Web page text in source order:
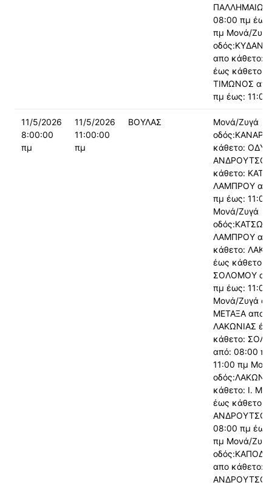
ΠΑΛΛΗΜΑΙΩΝ
08:00 πμ
πμ Μονά/Ζυγά
απο κάθετο:
έως κάθετο:
ΤΙΜΩΝΟΣ
πμ έως: 11:00
11/5/2026
8:00:00
πμ
11/5/2026
11:00:00
πμ
ΒΟΥΛΑΣ
Μονά/Ζυγά
οδός:ΚΑΝΑΡΗ
κάθετο:
κάθετο:
ΛΑΜΠΡΟΥ
πμ έως: 11:00
Μονά/Ζυγά
ΛΑΜΠΡΟΥ
κάθετο:
έως κάθετο:
ΣΟΛΟΜΟΥ
πμ έως: 11:00
Μονά/Ζυγά
ΜΕΤΑΞΑ απο
ΛΑΚΩΝΙΑΣ
κάθετο:
από: 08:00
11:00 πμ
κάθετο: Ι.
έως κάθετο:
ΑΝΔΡΟΥΤΣΟΥ
08:00 πμ
πμ Μονά/Ζυγά
απο κάθετο: